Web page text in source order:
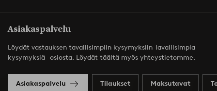
Asiakaspalvelu
Löydät vastauksen tavallisimpiin kysymyksiin Tavallisimpia
kysymyksiä -osiosta. Löydät täältä myös yhteystietomme.
Asiakaspalvelu Tilaukset Maksutavat